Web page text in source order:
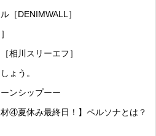
［DENIMWALL］
相川スリーエフ］
ょう。
ンシップーー
④夏休み最終日！】ペルソナとは？